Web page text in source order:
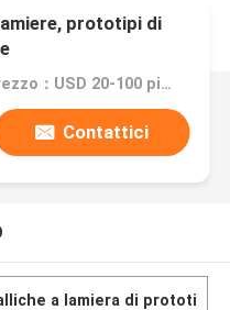
prototipi di
Prezzo：USD 20-100 pieces,negotiable
Contattici
a lamiera di prototi